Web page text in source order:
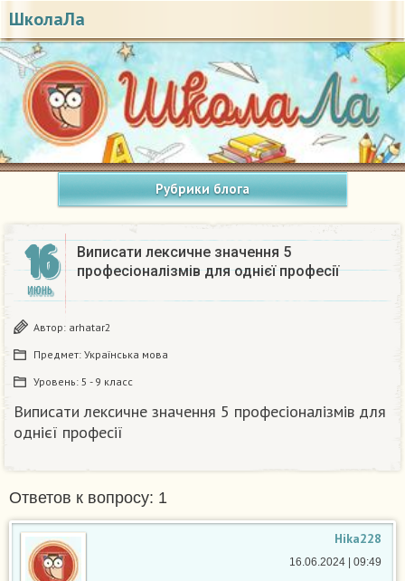
ШколаЛа
Рубрики блога
16
ИЮНЬ
Виписати лексичне значення 5
професіоналізмів для однієї професії
Автор: arhatar2
Предмет: Українська мова
Уровень: 5 - 9 класс
Виписати лексичне значення 5 професіоналізмів для
однієї професії
Ответов к вопросу: 1
Hika228
16.06.2024 | 09:49